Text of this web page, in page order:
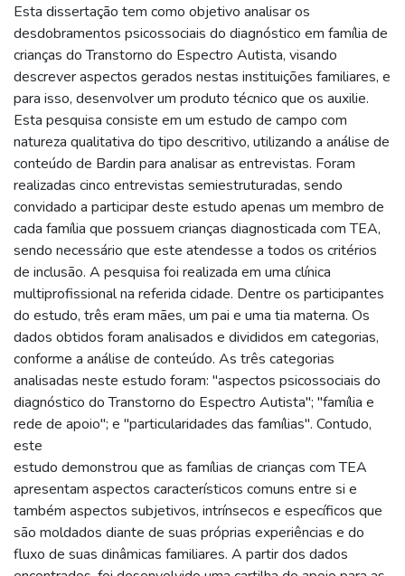
Esta dissertação tem como objetivo analisar os
desdobramentos psicossociais do diagnóstico em família de
crianças do Transtorno do Espectro Autista, visando
descrever aspectos gerados nestas instituições familiares, e
para isso, desenvolver um produto técnico que os auxilie.
Esta pesquisa consiste em um estudo de campo com
natureza qualitativa do tipo descritivo, utilizando a análise de
conteúdo de Bardin para analisar as entrevistas. Foram
realizadas cinco entrevistas semiestruturadas, sendo
convidado a participar deste estudo apenas um membro de
cada família que possuem crianças diagnosticada com TEA,
sendo necessário que este atendesse a todos os critérios
de inclusão. A pesquisa foi realizada em uma clínica
multiprofissional na referida cidade. Dentre os participantes
do estudo, três eram mães, um pai e uma tia materna. Os
dados obtidos foram analisados e divididos em categorias,
conforme a análise de conteúdo. As três categorias
analisadas neste estudo foram: "aspectos psicossociais do
diagnóstico do Transtorno do Espectro Autista"; "família e
rede de apoio"; e "particularidades das famílias". Contudo,
este
estudo demonstrou que as famílias de crianças com TEA
apresentam aspectos característicos comuns entre si e
também aspectos subjetivos, intrínsecos e específicos que
são moldados diante de suas próprias experiências e do
fluxo de suas dinâmicas familiares. A partir dos dados